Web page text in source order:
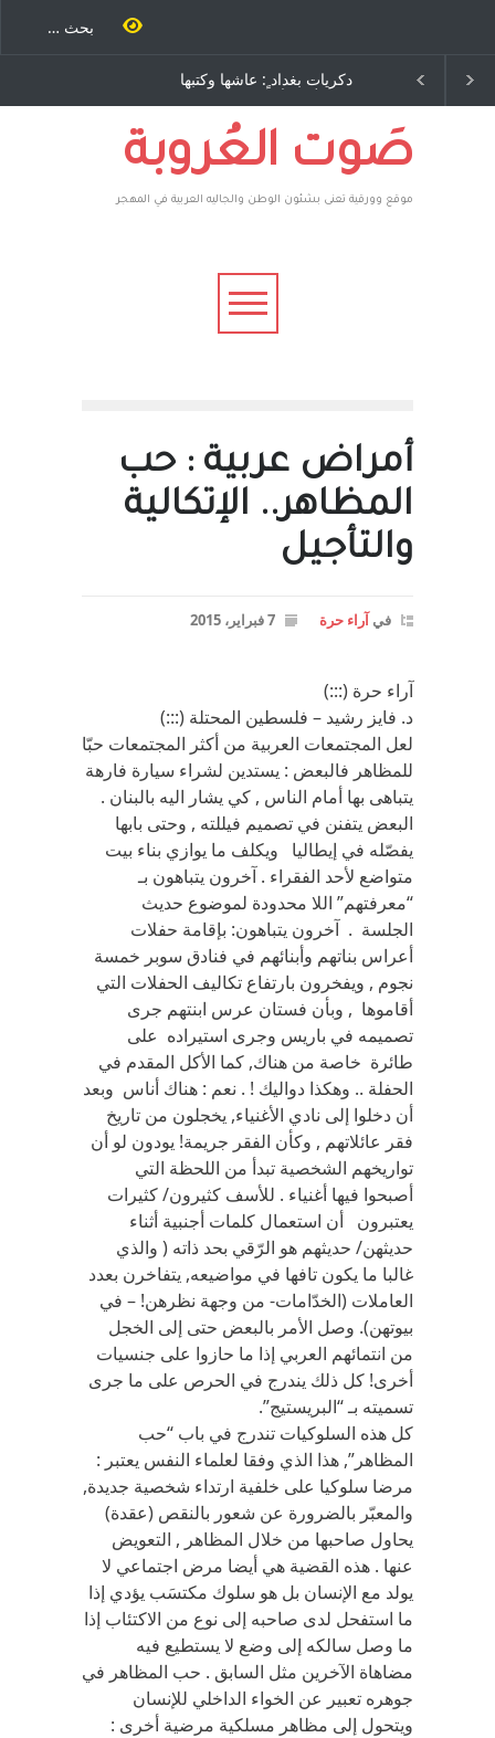
الاستيطان ومسلسل الخداع
المستمر - قلم : راسم عبيدات
ٍ: عاشها وكتبها
المتحدة الامريكية
صَوت العُروبة
موقع وورقية تعنى بشئون الوطن والجاليه العربية في المهجر
أمراض عربية : حب
المظاهر.. الإتكالية
والتأجيل
فيآراء حرة 7 فبراير، 2015
آراء حرة (:::)
د. فايز رشيد – فلسطين المحتلة (:::)
لعل المجتمعات العربية من أكثر المجتمعات حبّا
للمظاهر فالبعض : يستدين لشراء سيارة فارهة
يتباهى بها أمام الناس , كي يشار اليه بالبنان .
البعض يتفنن في تصميم فيللته , وحتى بابها
يفصّله في إيطاليا ويكلف ما يوازي بناء بيت
متواضع لأحد الفقراء . آخرون يتباهون بـ
“معرفتهم” اللا محدودة لموضوع حديث
الجلسة . آخرون يتباهون: بإقامة حفلات
أعراس بناتهم وأبنائهم في فنادق سوبر خمسة
نجوم , ويفخرون بارتفاع تكاليف الحفلات التي
أقاموها , وبأن فستان عرس ابنتهم جرى
تصميمه في باريس وجرى استيراده على
طائرة خاصة من هناك, كما الأكل المقدم في
الحفلة .. وهكذا دواليك ! . نعم : هناك أناس وبعد
أن دخلوا إلى نادي الأغنياء, يخجلون من تاريخ
فقر عائلاتهم , وكأن الفقر جريمة! يودون لو أن
تواريخهم الشخصية تبدأ من اللحظة التي
أصبحوا فيها أغنياء . للأسف كثيرون/ كثيرات
يعتبرون أن استعمال كلمات أجنبية أثناء
حديثهن/ حديثهم هو الرّقي بحد ذاته ( والذي
غالبا ما يكون تافها في مواضيعه, يتفاخرن بعدد
العاملات (الخدّامات- من وجهة نظرهن! – في
بيوتهن). وصل الأمر بالبعض حتى إلى الخجل
من انتمائهم العربي إذا ما حازوا على جنسيات
أخرى! كل ذلك يندرج في الحرص على ما جرى
تسميته بـ “البريستيج”.
كل هذه السلوكيات تندرج في باب “حب
المظاهر”, هذا الذي وفقا لعلماء النفس يعتبر :
مرضا سلوكيا على خلفية ارتداء شخصية جديدة,
والمعبّر بالضرورة عن شعور بالنقص (عقدة)
يحاول صاحبها من خلال المظاهر , التعويض
عنها . هذه القضية هي أيضا مرض اجتماعي لا
يولد مع الإنسان بل هو سلوك مكتسَب يؤدي إذا
ما استفحل لدى صاحبه إلى نوع من الاكتئاب إذا
ما وصل سالكه إلى وضع لا يستطيع فيه
مضاهاة الآخرين مثل السابق . حب المظاهر في
جوهره تعبير عن الخواء الداخلي للإنسان
ويتحول إلى مظاهر مسلكية مرضية أخرى :